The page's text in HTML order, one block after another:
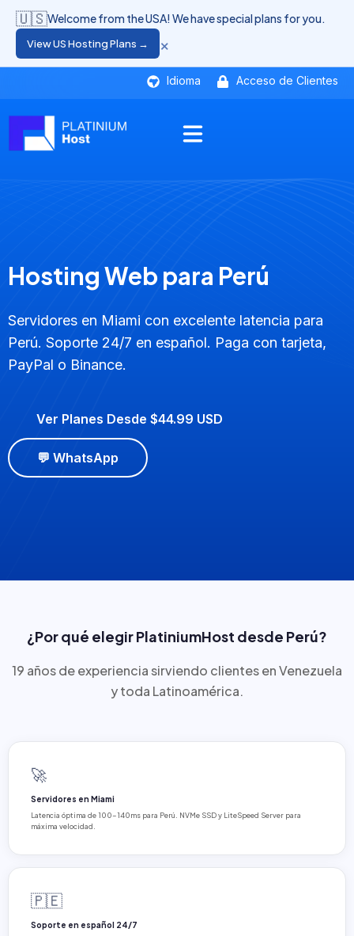
Idioma Acceso de Clientes
🇺🇸Welcome from the USA! We have special plans for you.
View US Hosting Plans → ×
Hosting Web para Perú
Servidores en Miami con excelente latencia para
Perú. Soporte 24/7 en español. Paga con tarjeta,
PayPal o Binance.
Ver Planes Desde $44.99 USD
💬 WhatsApp
¿Por qué elegir PlatiniumHost desde Perú?
19 años de experiencia sirviendo clientes en Venezuela
y toda Latinoamérica.
🚀
Servidores en Miami
Latencia óptima de 100-140ms para Perú. NVMe SSD y LiteSpeed Server para
máxima velocidad.
🇵🇪
Soporte en español 24/7